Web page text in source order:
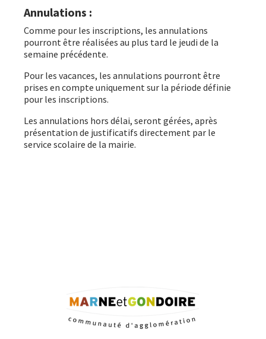
Annulations :
Comme pour les inscriptions, les annulations
pourront être réalisées au plus tard le jeudi de la
semaine précédente.
Pour les vacances, les annulations pourront être
prises en compte uniquement sur la période définie
pour les inscriptions.
Les annulations hors délai, seront gérées, après
présentation de justificatifs directement par le
service scolaire de la mairie.